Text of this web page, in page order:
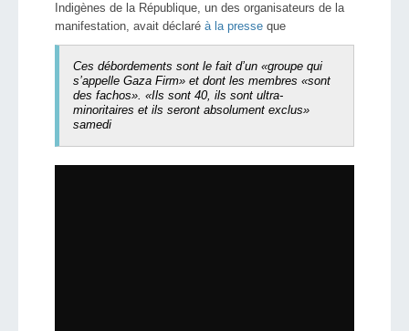
Indigènes de la République, un des organisateurs de la
manifestation, avait déclaré à la presse que
Ces débordements sont le fait d’un «groupe qui
s’appelle Gaza Firm» et dont les membres «sont
des fachos». «Ils sont 40, ils sont ultra-
minoritaires et ils seront absolument exclus»
samedi